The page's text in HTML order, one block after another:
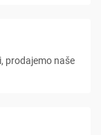
prodajemo naše